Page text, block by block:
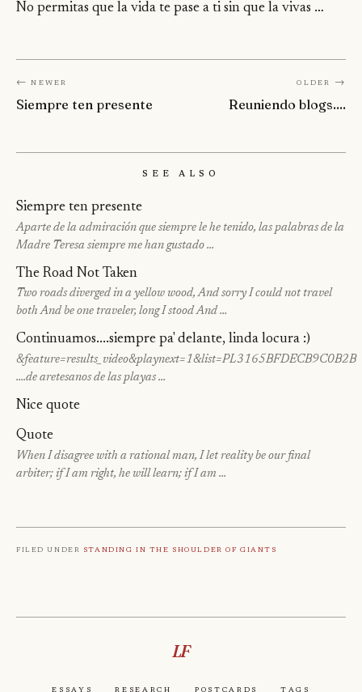
No permitas que la vida te pase a ti sin que la vivas …
← Newer
Siempre ten presente
Older →
Reuniendo blogs....
See Also
Siempre ten presente
Aparte de la admiración que siempre le he tenido, las palabras de la
Madre Teresa siempre me han gustado …
The Road Not Taken
Two roads diverged in a yellow wood, And sorry I could not travel
both And be one traveler, long I stood And …
Continuamos....siempre pa' delante, linda locura :)
&feature=results_video&playnext=1&list=PL3165BFDECB9C0B2B
….de aretesanos de las playas …
Nice quote
Quote
When I disagree with a rational man, I let reality be our final
arbiter; if I am right, he will learn; if I am …
Filed under Standing in the shoulder of giants
LF